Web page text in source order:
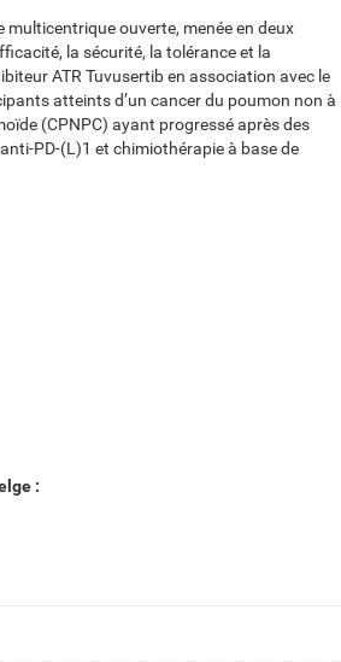
multicentrique ouverte, menée en deux
la sécurité, la tolérance et la
ATR Tuvusertib en association avec le
atteints d’un cancer du poumon non à
(CPNPC) ayant progressé après des
PD-(L)1 et chimiothérapie à base de
: